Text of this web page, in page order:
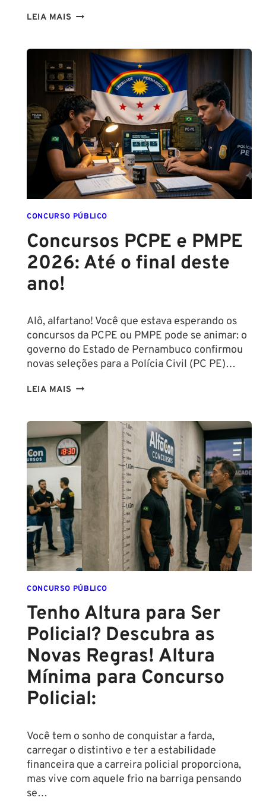
LEIA MAIS LIBERAÇÃO
DE
PIMENTA
PARA
MULHERES
CONCURSO PÚBLICO
Concursos PCPE e PMPE
2026: Até o final deste
ano!
Alô, alfartano! Você que estava esperando os
concursos da PCPE ou PMPE pode se animar: o
governo do Estado de Pernambuco confirmou
novas seleções para a Polícia Civil (PC PE)…
LEIA MAIS CONCURSOS
PMPE
2026:
ATÉ
FINAL
DESTE
ANO!
CONCURSO PÚBLICO
Tenho Altura para Ser
Policial? Descubra as
Novas Regras! Altura
Mínima para Concurso
Policial:
Você tem o sonho de conquistar a farda,
carregar o distintivo e ter a estabilidade
financeira que a carreira policial proporciona,
mas vive com aquele frio na barriga pensando
se…